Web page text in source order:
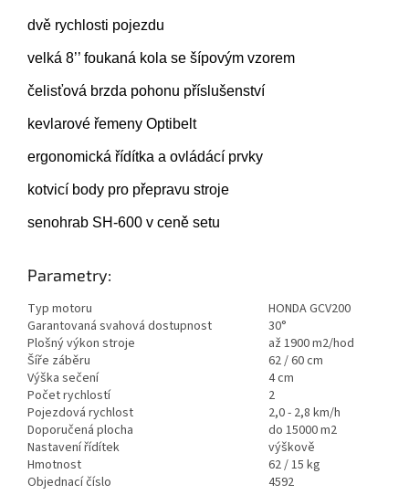
dvě rychlosti pojezdu
velká 8’’ foukaná kola se šípovým vzorem
čelisťová brzda pohonu příslušenství
kevlarové řemeny Optibelt
ergonomická řídítka a ovládácí prvky
kotvicí body pro přepravu stroje
senohrab SH-600 v ceně setu
Parametry:
Typ motoru
HONDA GCV200
Garantovaná svahová dostupnost
30°
Plošný výkon stroje
až 1900 m2/hod
Šíře záběru
62 / 60 cm
Výška sečení
4 cm
Počet rychlostí
2
Pojezdová rychlost
2,0 - 2,8 km/h
Doporučená plocha
do 15000 m2
Nastavení řídítek
výškově
Hmotnost
62 / 15 kg
Objednací číslo
4592